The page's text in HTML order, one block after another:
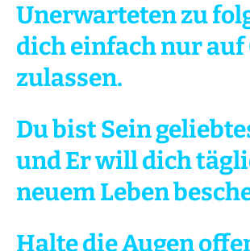
Unerwarteten zu
dich einfach nur auf
zulassen.
Du bist Sein
und Er will dich
neuem Leben
Halte die Augen